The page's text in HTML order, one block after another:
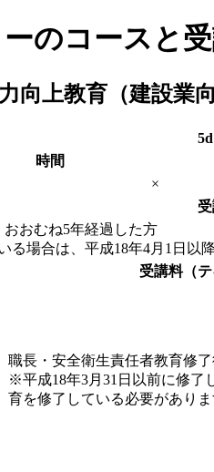
のコースと
向上教育（建設業向
5d
時間
×
おむね5年経過した方
る場合は、平成18年4月1日以
受講料（テ
職長・安全衛生責任者教育修
※平成18年3月31日以前に修了
育を修了している必要がありま